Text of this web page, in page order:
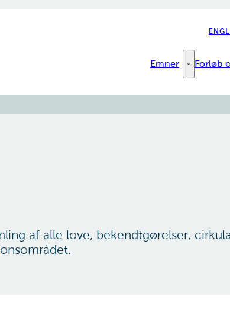
Emner Emner -
Forløb
af alle love, bekendtgørelser,